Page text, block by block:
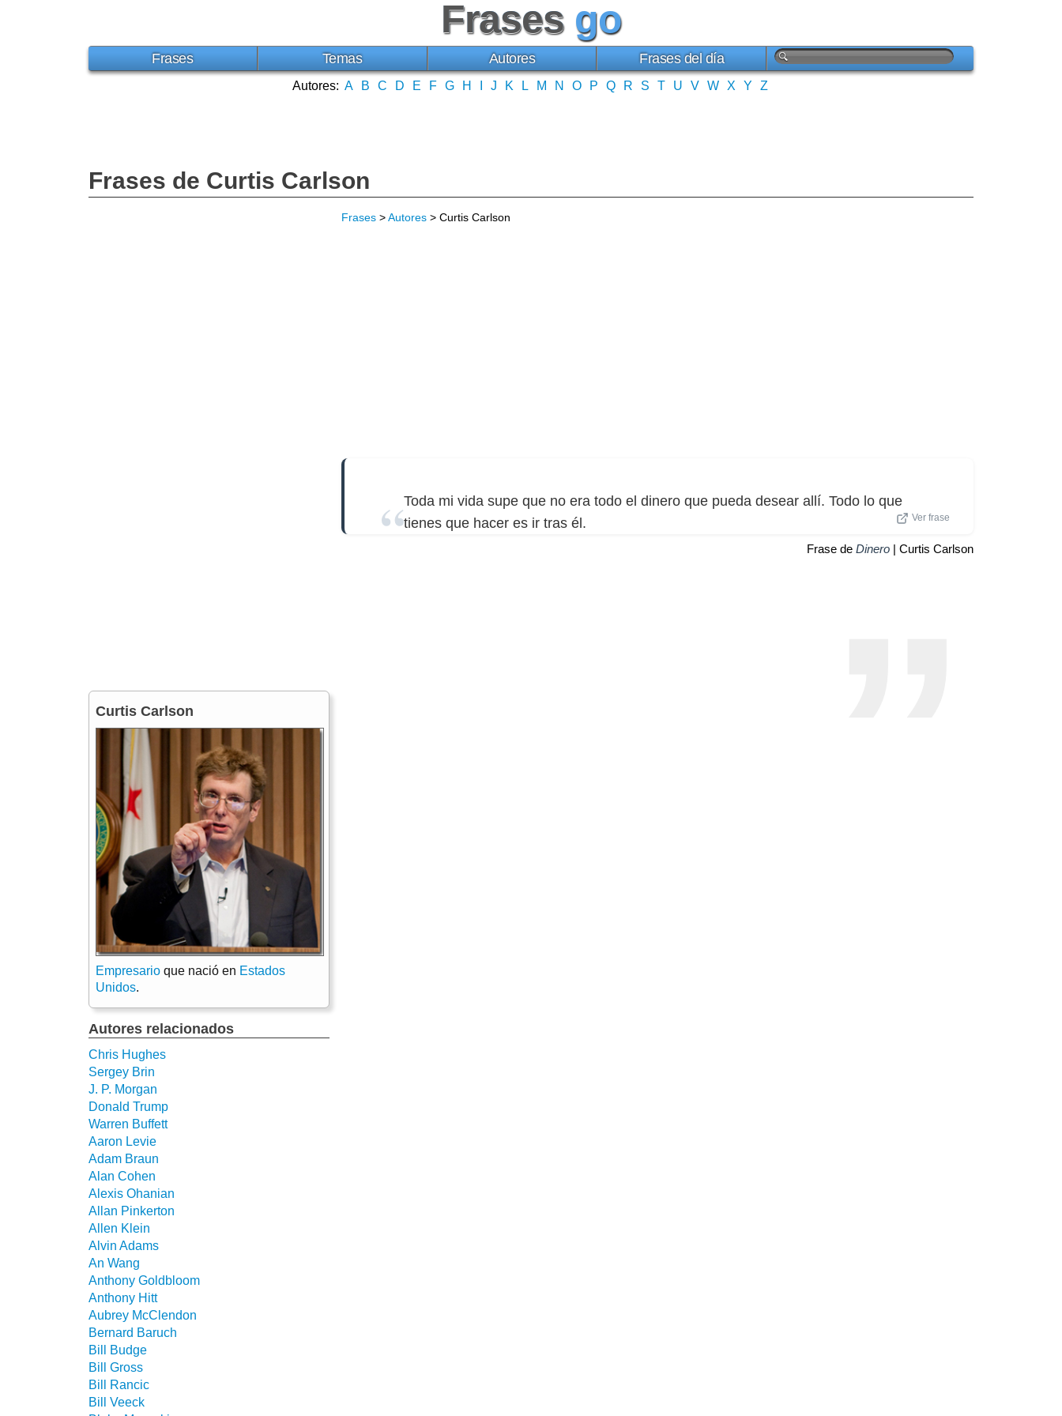
Frases go
Frases Temas Autores Frases del día
Autores: A B C D E F G H J K L M N O P Q R S T U V W X Y Z
Frases de Curtis Carlson
Frases >Autores > Curtis Carlson
Toda mi vida supe que no era todo el dinero que pueda desear allí. Todo lo que
tienes que hacer es ir tras él.
Ver frase
Frase de Dinero | Curtis Carlson
Curtis Carlson
Empresario que nació en Estados
Unidos.
Autores relacionados
Chris Hughes
Sergey Brin
J. P. Morgan
Donald Trump
Warren Buffett
Aaron Levie
Adam Braun
Alan Cohen
Alexis Ohanian
Allan Pinkerton
Allen Klein
Alvin Adams
An Wang
Anthony Goldbloom
Anthony Hitt
Aubrey McClendon
Bernard Baruch
Bill Budge
Bill Gross
Bill Rancic
Bill Veeck